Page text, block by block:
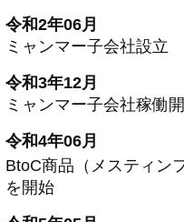
令和2年06月
ミャンマー子会社設立
令和3年12月
ミャンマー子会社稼働
令和4年06月
BtoC商品（メスティン
を開始